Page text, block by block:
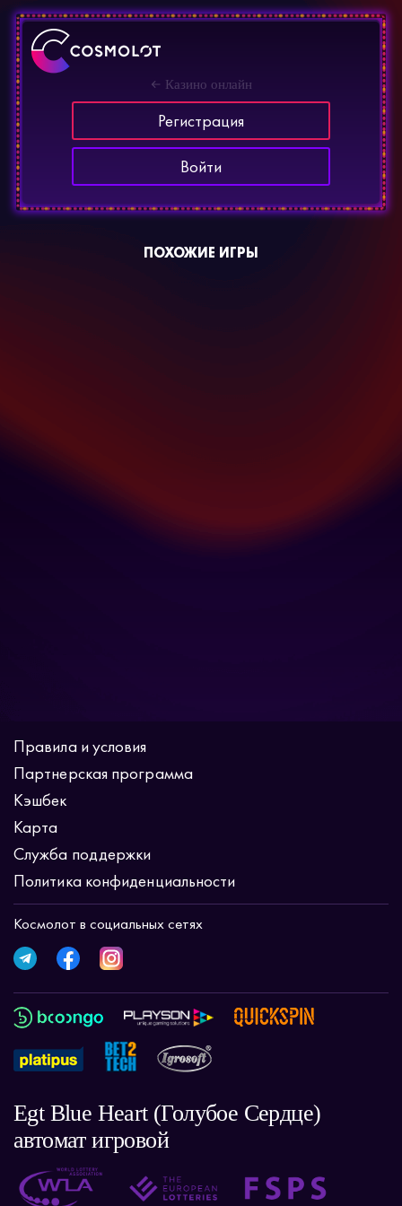
Казино онлайн
Регистрация
Войти
ПОХОЖИЕ ИГРЫ
Правила и условия
Партнерская программа
Кэшбек
Карта
Служба поддержки
Политика конфиденциальности
Космолот в социальных сетях
Egt Blue Heart (Голубое Сердце)
автомат игровой